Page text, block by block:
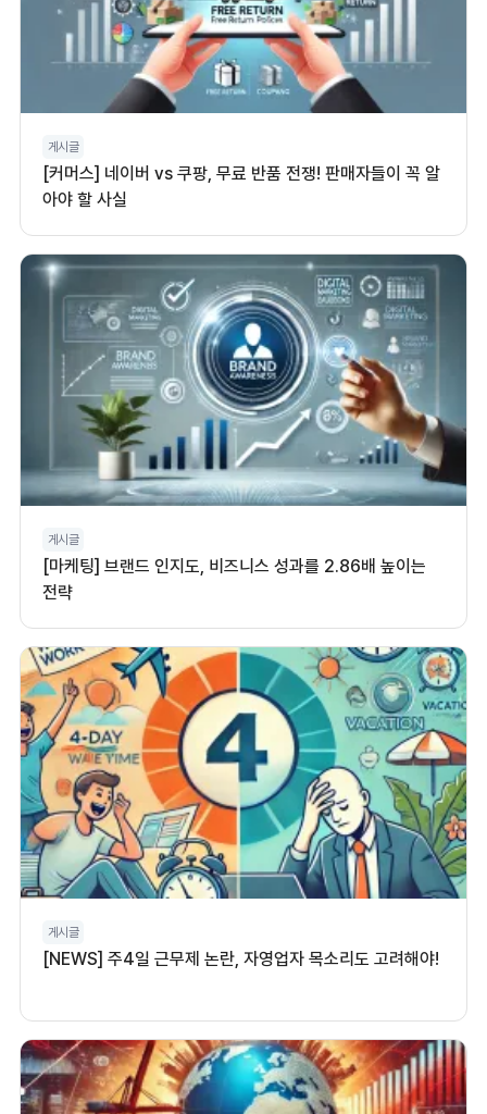
게시글
[커머스] 네이버 vs 쿠팡, 무료 반품 전쟁! 판매자들이 꼭 알
아야 할 사실
게시글
[마케팅] 브랜드 인지도, 비즈니스 성과를 2.86배 높이는
전략
게시글
[NEWS] 주4일 근무제 논란, 자영업자 목소리도 고려해야!